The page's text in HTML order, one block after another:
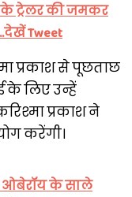
के ट्रेलर की जमकर
Tweet
प्रकाश से पूछताछ
के लिए उन्हें
प्रकाश ने
करेंगी।
ओबेरॉय के साले